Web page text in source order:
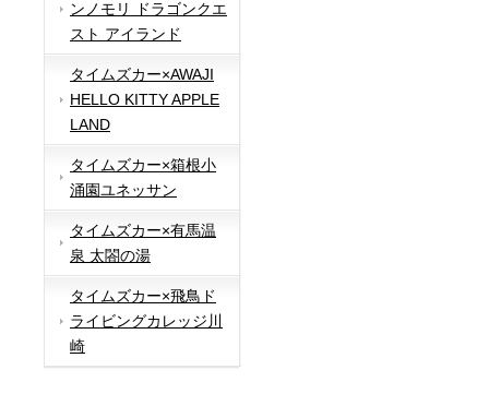
ンノモリ ドラゴンクエ
スト アイランド
タイムズカー×AWAJI
HELLO KITTY APPLE
LAND
タイムズカー×箱根小
涌園ユネッサン
タイムズカー×有馬温
泉 太閤の湯
タイムズカー×飛鳥ド
ライビングカレッジ川
崎